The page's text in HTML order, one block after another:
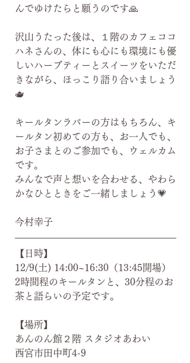
んでゆけたらと願うのです🙏
沢山うたった後は、１階のカフェココ
ハネさんの、体にも心にも環境にも優
しいハーブティーとスイーツをいただ
きながら、ほっこり語り合いましょう
🫖
キールタンラバーの方はもちろん、キ
ールタン初めての方も、お一人でも、
お子さまとのご参加でも、ウェルカム
です。
みんなで声と想いを合わせる、やわら
かなひとときをご一緒しましょう💗
今村幸子
【日時】
12/9(土) 14:00~16:30（13:45開場）
2時間程のキールタンと、30分程のお
茶と語らいの予定です。
【場所】
あんのん館２階 スタジオあわい
西宮市田中町4-9